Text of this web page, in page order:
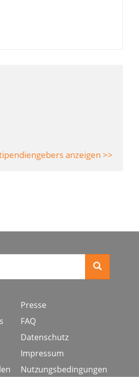
anzeigen >>
Presse
FAQ
Datenschutz
Impressum
Nutzungsbedingungen